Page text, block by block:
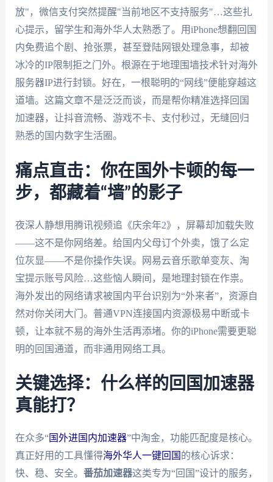
放"，微信支付突然提醒"当前地区不支持服务"…这些扎
心提示，留学生和海外华人太熟悉了。用iPhone想翻回国
内免费追个剧、抢张票，甚至登陆网银处理急事，却被
冰冷的IP限制拒之门外。根源在于地理围墙技术针对海外
服务器IP进行封锁。好在，一根聪明的“网线”便能穿越这
道墙。这篇文章不是泛泛而谈，而是帮你精准选择回国
加速器，让抖音流畅、游戏不卡、支付秒过，无缝回归
熟悉的国内数字生活圈。
痛点直击：你在国外卡顿的每一
步，都藏着“墙”的影子
夜深人静想用腾讯视频追《庆余年2》，屏幕却加载失败
——这不是你网络差。给国内父母订个外卖，饿了么定
位灰显——不是你操作失误。网易云音乐歌单变灰、淘
宝提示账号风险…这些恼人瞬间，是地理封锁在作祟。
海外发出的网络请求被国内平台识别为“外来者”，资源自
然对你关闭大门。普通VPN连接国内资源极易中断或卡
顿，让本就不易的海外生活再添堵。你的iPhone需要更聪
明的回国通道，而非通用网络工具。
关键选择：什么样的回国加速器
真能打？
在众多“国外进国内加速器”中淘金，功能匹配度是核心。
真正好用的工具懂得海外华人一键回国 的核心诉求：
快、稳、安全。 番茄加速器这类专为“回国”设计的服务，